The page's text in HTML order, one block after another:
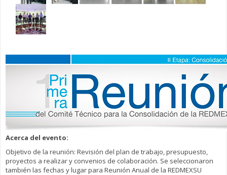
Acerca del evento:
Objetivo de la reunión: Revisión del plan de trabajo, presupuesto,
proyectos a realizar y convenios de colaboración. Se seleccionaron
también las fechas y lugar para Reunión Anual de la REDMEXSU